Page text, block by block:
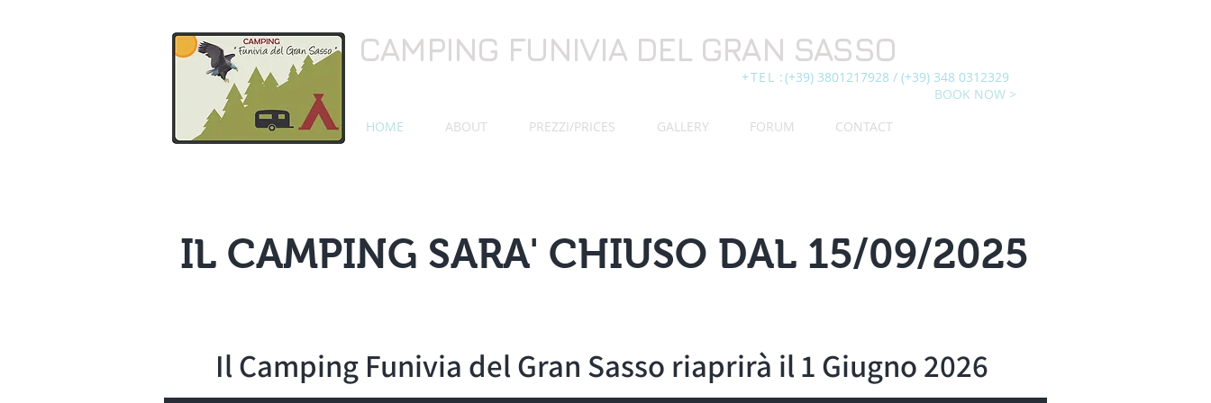
+TEL :(+39) 3801217928 / (+39) 348 0312329
HOME ABOUT PREZZI/PRICES GALLERY FORUM CONTACT
BOOK NOW >
CAMPING FUNIVIA DEL GRAN SASSO
IL CAMPING SARA' CHIUSO DAL 15/09/2025
Il Camping Funivia del Gran Sasso riaprirà il 1 Giugno 2026